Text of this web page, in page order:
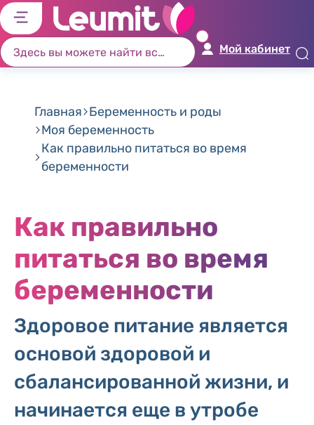
Мой кабинет
Главная Беременность и роды
Моя беременность
Как правильно питаться во время
беременности
Как правильно
питаться во время
беременности
Здоровое питание является
основой здоровой и
сбалансированной жизни, и
начинается еще в утробе